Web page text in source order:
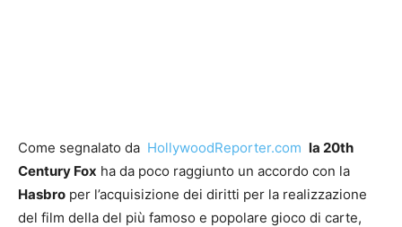
Come segnalato da HollywoodReporter.com la 20th
Century Fox ha da poco raggiunto un accordo con la
Hasbro per l’acquisizione dei diritti per la realizzazione
del film della del più famoso e popolare gioco di carte,